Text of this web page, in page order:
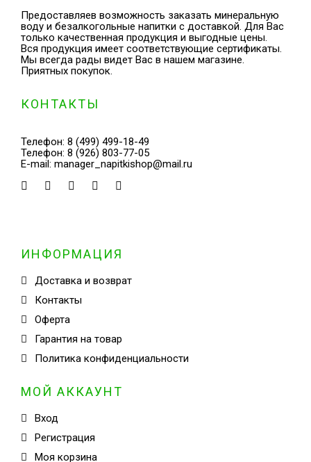
Предоставляев возможность заказать минеральную
воду и безалкогольные напитки с доставкой. Для Вас
только качественная продукция и выгодные цены.
Вся продукция имеет соответствующие сертификаты.
Мы всегда рады видет Вас в нашем магазине.
Приятных покупок.
КОНТАКТЫ
Телефон: 8 (499) 499-18-49
Телефон: 8 (926) 803-77-05
E-mail: manager_napitkishop@mail.ru
ИНФОРМАЦИЯ
Доставка и возврат
Контакты
Оферта
Гарантия на товар
Политика конфиденциальности
МОЙ АККАУНТ
Вход
Регистрация
Моя корзина